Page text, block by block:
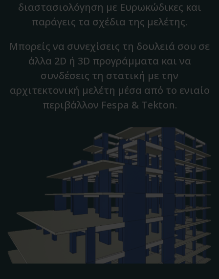
διαστασιολόγηση με Ευρωκώδικες και
παράγεις τα σχέδια της μελέτης.
Μπορείς να συνεχίσεις τη δουλειά σου σε
άλλα 2D ή 3D προγράμματα και να
συνδέσεις τη στατική με την
αρχιτεκτονική μελέτη μέσα από το ενιαίο
περιβάλλον Fespa & Tekton.